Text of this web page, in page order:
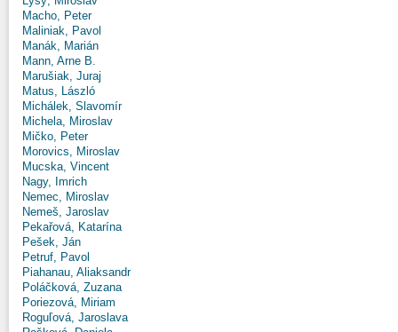
Macho, Peter
Maliniak, Pavol
Manák, Marián
Mann, Arne B.
Marušiak, Juraj
Matus, László
Michálek, Slavomír
Michela, Miroslav
Mičko, Peter
Morovics, Miroslav
Mucska, Vincent
Nagy, Imrich
Nemec, Miroslav
Nemeš, Jaroslav
Pekařová, Katarína
Pešek, Ján
Petruf, Pavol
Piahanau, Aliaksandr
Poláčková, Zuzana
Poriezová, Miriam
Roguľová, Jaroslava